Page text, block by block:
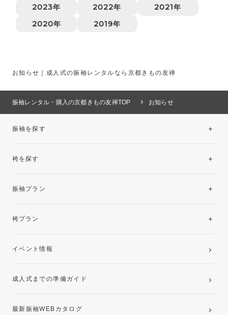
2023年
2022年
2021年
2020年
2019年
お知らせ｜成人式の振袖レンタルなら京都きもの友禅
振袖レンタル・購入の京都きもの友禅TOP お知らせ
振袖を探す
袴を探す
振袖プラン
レンタルプラン
袴プラン
卒業袴レンタルプラン
イベント情報
成人式までの準備ガイド
最新振袖WEBカタログ